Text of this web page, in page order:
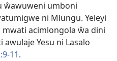
ŵawuweni umboni
ni Mlungu. Yeleyi
acimlongola ŵa dini
Yesu ni Lasalo
11.